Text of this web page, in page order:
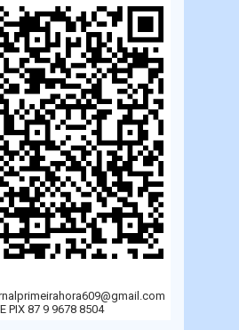
PIX 87 9 9678 8504